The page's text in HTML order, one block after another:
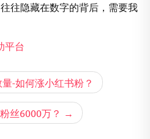
往隐藏在数字的背后，需要我
平台
-如何涨小红书粉？
丝6000万？